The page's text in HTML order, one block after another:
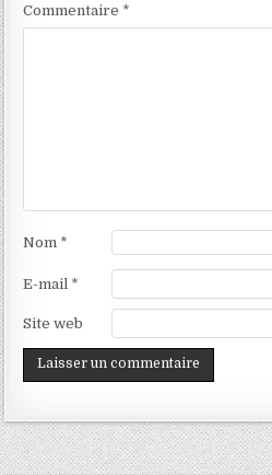
Commentaire *
Nom *
E-mail *
Site web